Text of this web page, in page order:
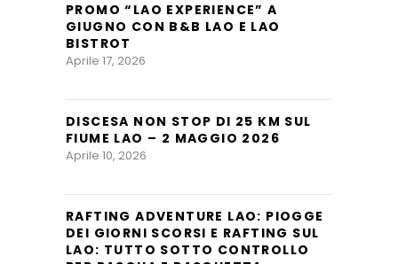
PROMO “LAO EXPERIENCE” A
GIUGNO CON B&B LAO E LAO
BISTROT
Aprile 17, 2026
DISCESA NON STOP DI 25 KM SUL
FIUME LAO – 2 MAGGIO 2026
Aprile 10, 2026
RAFTING ADVENTURE LAO: PIOGGE
DEI GIORNI SCORSI E RAFTING SUL
LAO: TUTTO SOTTO CONTROLLO